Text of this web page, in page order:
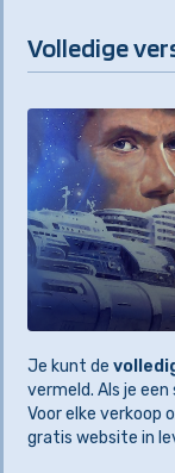
Volledige
Je kunt de
vermeld. Als je
Voor elke verkoop
gratis website in